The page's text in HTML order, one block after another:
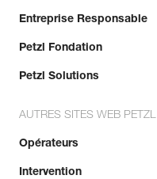
Entreprise Responsable
Petzl Fondation
Petzl Solutions
AUTRES SITES WEB PETZL
Opérateurs
Intervention